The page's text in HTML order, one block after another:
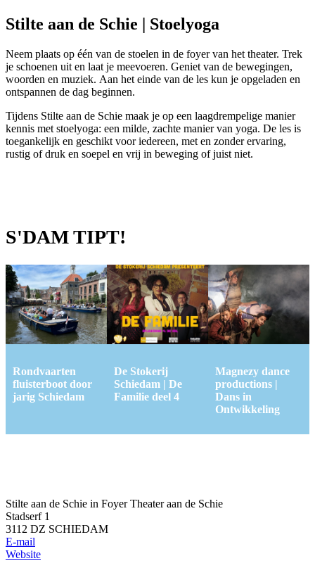
Stilte aan de Schie | Stoelyoga
Neem plaats op één van de stoelen in de foyer van het theater. Trek
je schoenen uit en laat je meevoeren. Geniet van de bewegingen,
woorden en muziek. Aan het einde van de les kun je opgeladen en
ontspannen de dag beginnen.
Tijdens Stilte aan de Schie maak je op een laagdrempelige manier
kennis met stoelyoga: een milde, zachte manier van yoga. De les is
toegankelijk en geschikt voor iedereen, met en zonder ervaring,
rustig of druk en soepel en vrij in beweging of juist niet.
S'DAM TIPT!
Rondvaarten
fluisterboot door
jarig Schiedam
De Stokerij
Schiedam | De
Familie deel 4
Magnezy dance
productions |
Dans in
Ontwikkeling
Stilte aan de Schie in Foyer Theater aan de Schie
Stadserf 1
3112 DZ SCHIEDAM
E-mail
Website